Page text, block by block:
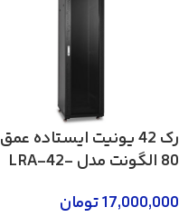
رک 42 یونیت ایستاده عمق
80 الگونت مدل LRA-42-
17,000,000تومان